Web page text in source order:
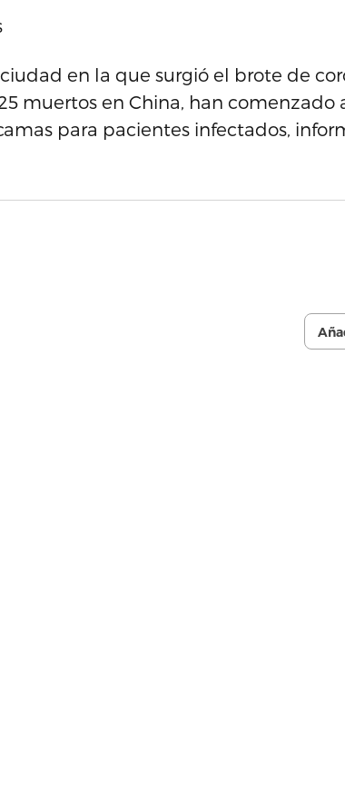
en la que surgió el brote de
muertos en China, han comenzado
para pacientes infectados,